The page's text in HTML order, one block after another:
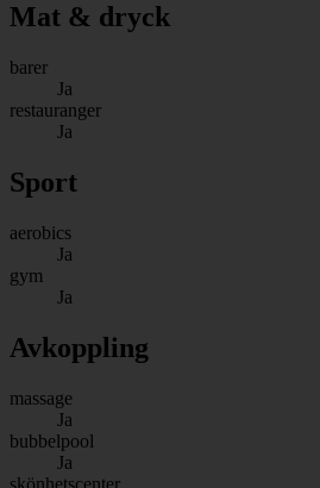
Mat & dryck
barer
Ja
restauranger
Ja
Sport
aerobics
Ja
gym
Ja
Avkoppling
massage
Ja
bubbelpool
Ja
skönhetscenter